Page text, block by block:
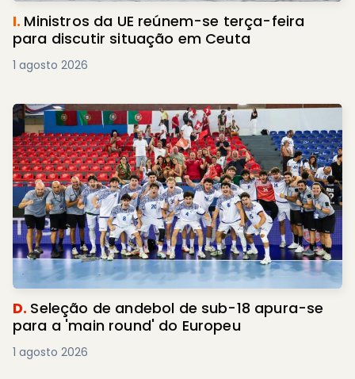
I. Ministros da UE reúnem-se terça-feira
para discutir situação em Ceuta
1 agosto 2026
D. Seleção de andebol de sub-18 apura-se
para a 'main round' do Europeu
1 agosto 2026